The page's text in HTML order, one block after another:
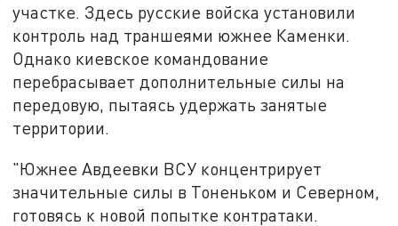
участке. Здесь русские войска установили
контроль над траншеями южнее Каменки.
Однако киевское командование
перебрасывает дополнительные силы на
передовую, пытаясь удержать занятые
территории.
"Южнее Авдеевки ВСУ концентрирует
значительные силы в Тоненьком и Северном,
готовясь к новой попытке контратаки.